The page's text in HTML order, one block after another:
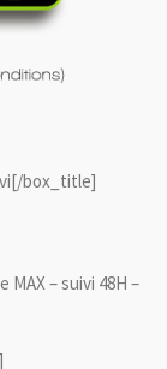
box_title]
– suivi 48H –